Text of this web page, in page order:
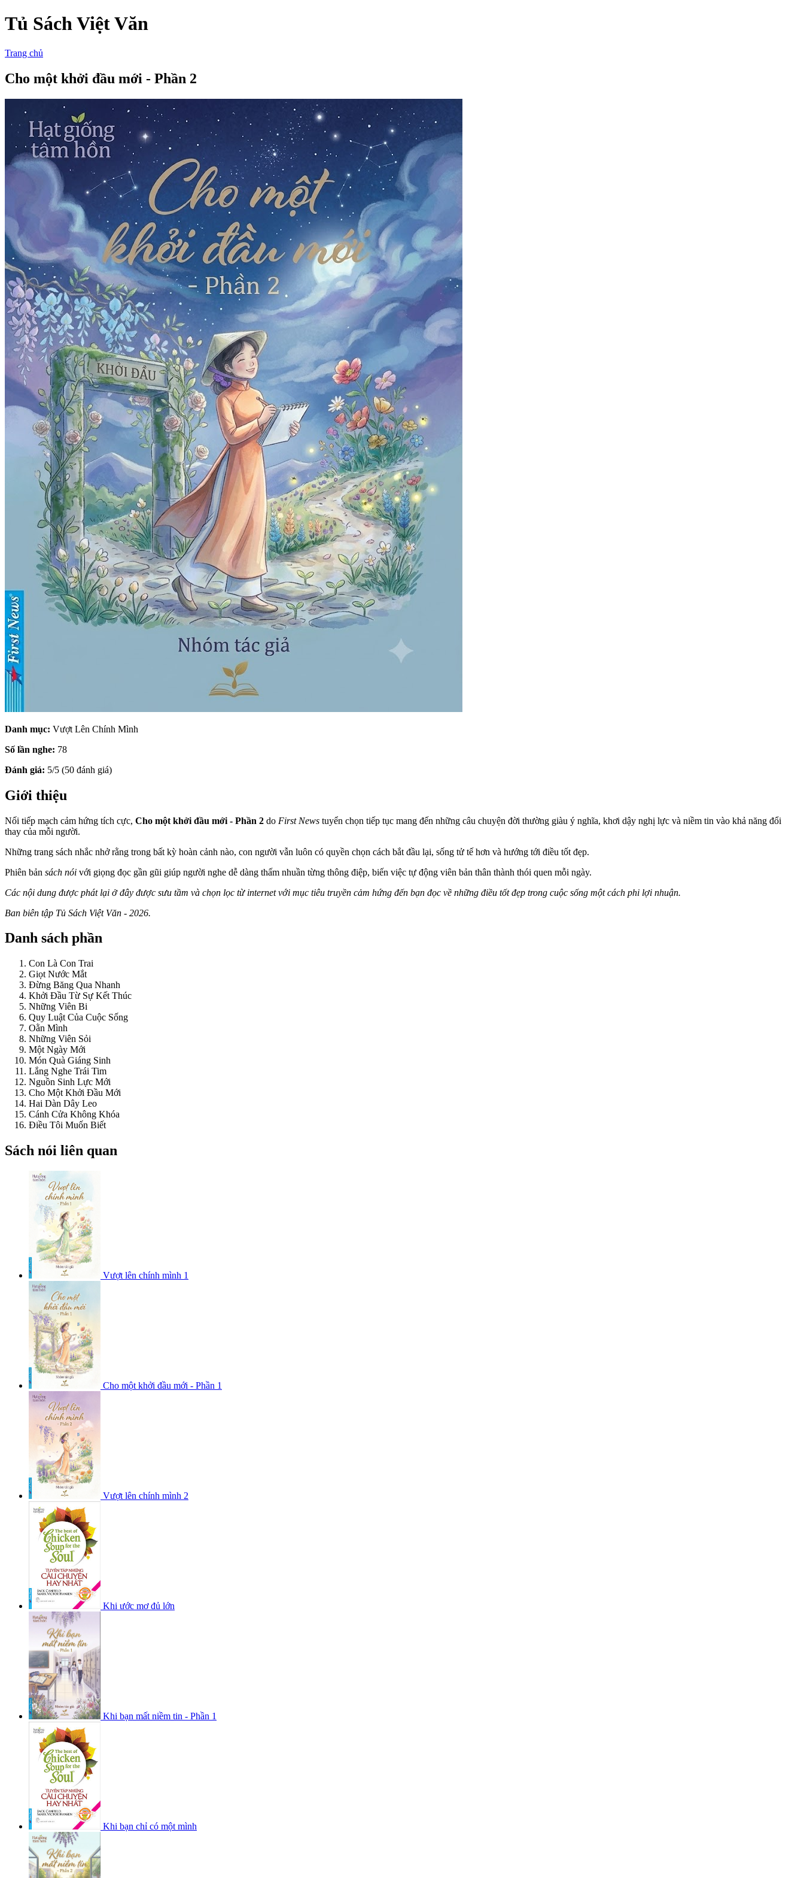
Tủ Sách Việt Văn
Trang chủ
Cho một khởi đầu mới - Phần 2
Danh mục: Vượt Lên Chính Mình
Số lần nghe: 78
Đánh giá: 5/5 (50 đánh giá)
Giới thiệu
Nối tiếp mạch cảm hứng tích cực, Cho một khởi đầu mới - Phần 2 do First News tuyển chọn tiếp tục mang đến những câu chuyện đời thường giàu ý nghĩa, khơi dậy nghị lực và niềm tin vào khả năng đổi
thay của mỗi người.
Những trang sách nhắc nhở rằng trong bất kỳ hoàn cảnh nào, con người vẫn luôn có quyền chọn cách bắt đầu lại, sống tử tế hơn và hướng tới điều tốt đẹp.
Phiên bản sách nói với giọng đọc gần gũi giúp người nghe dễ dàng thấm nhuần từng thông điệp, biến việc tự động viên bản thân thành thói quen mỗi ngày.
Các nội dung được phát lại ở đây được sưu tầm và chọn lọc từ internet với mục tiêu truyền cảm hứng đến bạn đọc về những điều tốt đẹp trong cuộc sống một cách phi lợi nhuận.
Ban biên tập Tủ Sách Việt Văn - 2026.
Danh sách phần
Con Là Con Trai
Giọt Nước Mắt
Đừng Băng Qua Nhanh
Khởi Đầu Từ Sự Kết Thúc
Những Viên Bi
Quy Luật Của Cuộc Sống
Oằn Mình
Những Viên Sỏi
Một Ngày Mới
Món Quà Giáng Sinh
Lắng Nghe Trái Tim
Nguồn Sinh Lực Mới
Cho Một Khởi Đầu Mới
Hai Dàn Dây Leo
Cánh Cửa Không Khóa
Điều Tôi Muốn Biết
Sách nói liên quan
Vượt lên chính mình 1
Cho một khởi đầu mới - Phần 1
Vượt lên chính mình 2
Khi ước mơ đủ lớn
Khi bạn mất niềm tin - Phần 1
Khi bạn chỉ có một mình